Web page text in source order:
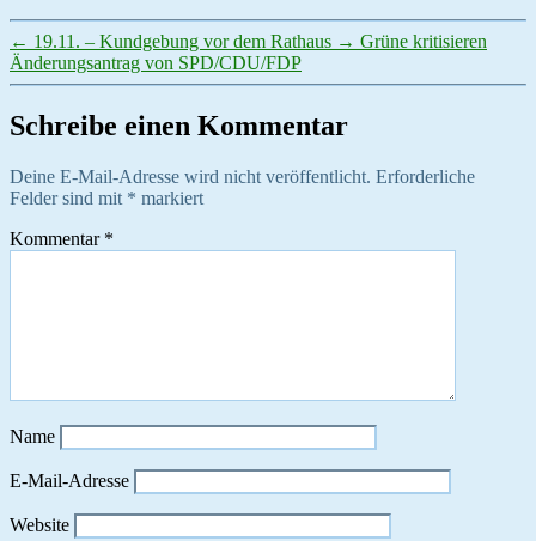
← 19.11. – Kundgebung vor dem Rathaus → Grüne kritisieren
Änderungsantrag von SPD/CDU/FDP
Schreibe einen Kommentar
Deine E-Mail-Adresse wird nicht veröffentlicht. Erforderliche
Felder sind mit * markiert
Kommentar *
Name
E-Mail-Adresse
Website